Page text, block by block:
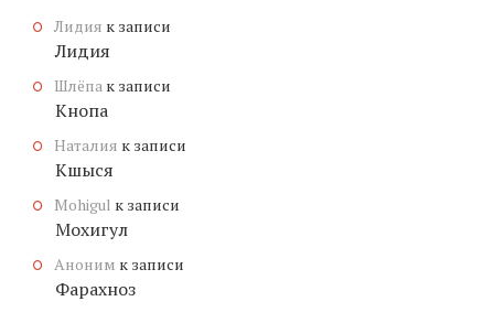
Лидия к записи
Лидия
Шлёпа к записи
Кнопа
Наталия к записи
Кшыся
Mohigul к записи
Мохигул
Аноним к записи
Фарахноз